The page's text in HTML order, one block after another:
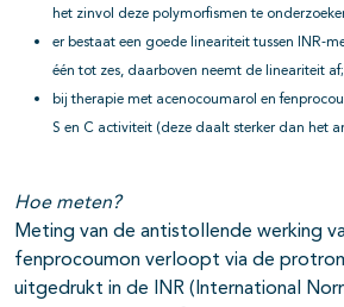
het zinvol deze polymorfismen te
er bestaat een goede lineariteit tussen INR-
één tot zes, daarboven neemt de lineariteit af;
bij therapie met acenocoumarol en
S en C activiteit (deze daalt sterker dan het
Hoe meten?
Meting van de antistollende werking
fenprocoumon verloopt via de
uitgedrukt in de INR (International